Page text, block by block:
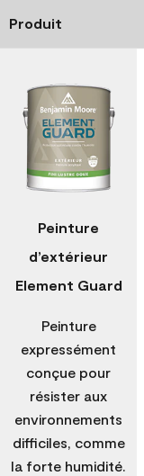
Produit
Peinture
d’extérieur
Element Guard
Peinture
expressément
conçue pour
résister aux
environnements
difficiles, comme
la forte humidité.